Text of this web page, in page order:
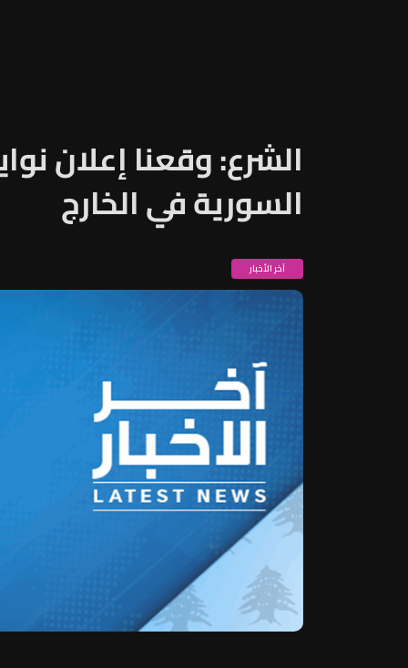
الشرع: وقعنا إعلان
السورية في الخارج
آخر الأخبار